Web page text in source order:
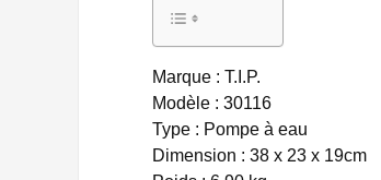
Marque : T.I.P.
Modèle : 30116
Type : Pompe à eau
Dimension : 38 x 23 x 19cm